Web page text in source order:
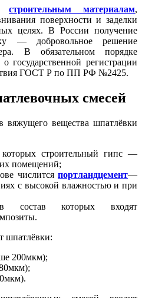
строительным материалам,
поверхности и заделки
целях. В России получение
— добровольное решение
В обязательном порядке
государственной регистрации
ГОСТ Р по ПП РФ №2425.
смесей
вяжущего вещества шпатлёвки
строительный гипс —
помещений;
числится портландцемент—
с высокой влажностью и при
в состав которых входят
шпатлёвки:
200мкм);